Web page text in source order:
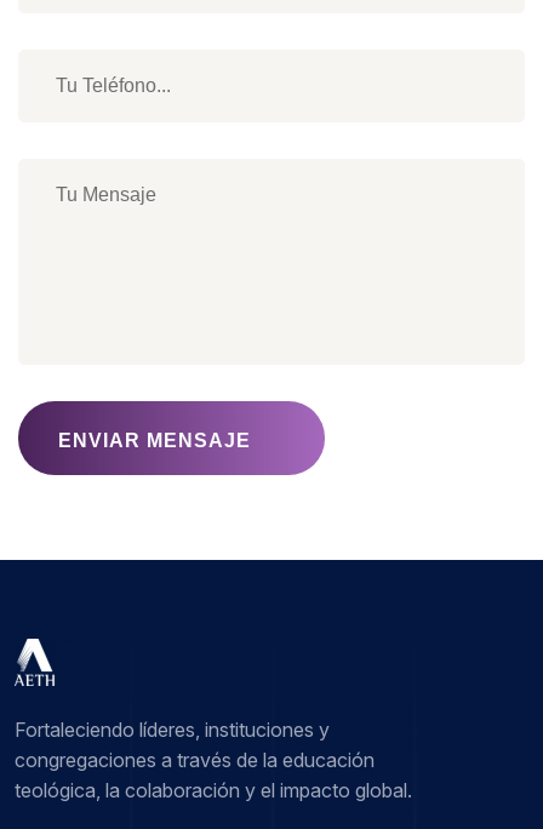
ENVIAR MENSAJE
Fortaleciendo líderes, instituciones y
congregaciones a través de la educación
teológica, la colaboración y el impacto global.